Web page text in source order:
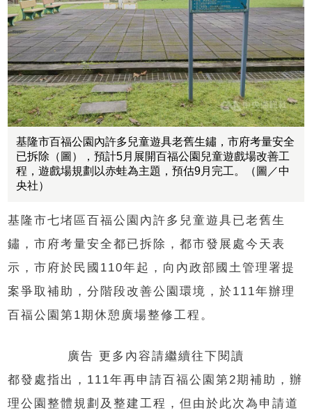
基隆市百福公園內許多兒童遊具老舊生鏽，市府考量安全
已拆除（圖），預計5月展開百福公園兒童遊戲場改善工
程，遊戲場規劃以赤蛙為主題，預估9月完工。（圖／中
央社）
基隆市七堵區百福公園內許多兒童遊具已老舊生
鏽，市府考量安全都已拆除，都市發展處今天表
示，市府於民國110年起，向內政部國土管理署提
案爭取補助，分階段改善公園環境，於111年辦理
百福公園第1期休憩廣場整修工程。
廣告 更多內容請繼續往下閱讀
都發處指出，111年再申請百福公園第2期補助，辦
理公園整體規劃及整建工程，但由於此次為申請道